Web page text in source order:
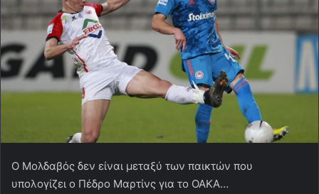
Ο Μολδαβός δεν είναι μεταξύ των παικτών που
υπολογίζει ο Πέδρο Μαρτίνς για το ΟΑΚΑ…